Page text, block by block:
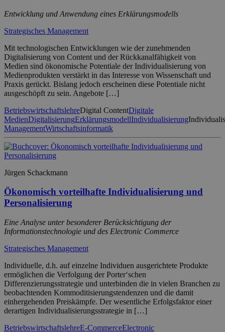
Entwicklung und Anwendung eines Erklärungsmodells
Strategisches Management
Mit technologischen Entwicklungen wie der zunehmenden
Digitalisierung von Content und der Rückkanalfähigkeit von
Medien sind ökonomische Potentiale der Individualisierung von
Medienprodukten verstärkt in das Interesse von Wissenschaft und
Praxis gerückt. Bislang jedoch erscheinen diese Potentiale nicht
ausgeschöpft zu sein. Angebote […]
BetriebswirtschaftslehreDigital ContentDigitale
MedienDigitalisierungErklärungsmodellIndividualisierung
ManagementWirtschaftsinformatik
Jürgen Schackmann
Ökonomisch vorteilhafte Individualisierung und
Personalisierung
Eine Analyse unter besonderer Berücksichtigung der
Informationstechnologie und des Electronic Commerce
Strategisches Management
Individuelle, d.h. auf einzelne Individuen ausgerichtete Produkte
ermöglichen die Verfolgung der Porter‘schen
Differenzierungsstrategie und unterbinden die in vielen Branchen zu
beobachtenden Kommoditisierungstendenzen und die damit
einhergehenden Preiskämpfe. Der wesentliche Erfolgsfaktor einer
derartigen Individualisierungsstrategie in […]
BetriebswirtschaftslehreE-CommerceElectronic